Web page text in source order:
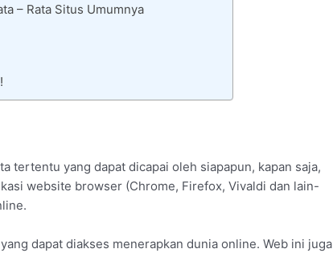
– Rata Situs Umumnya
tertentu yang dapat dicapai oleh siapapun, kapan saja,
website browser (Chrome, Firefox, Vivaldi dan lain-
dapat diakses menerapkan dunia online. Web ini juga